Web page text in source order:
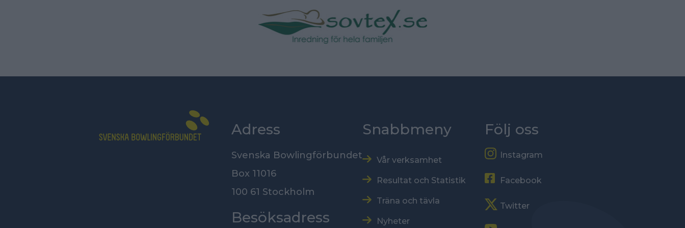
Adress
Svenska Bowlingförbundet
Box 11016
100 61 Stockholm
Besöksadress
Snabbmeny
Vår verksamhet
Resultat och Statistik
Träna och tävla
Nyheter
Följ oss
Instagram
Facebook
Twitter